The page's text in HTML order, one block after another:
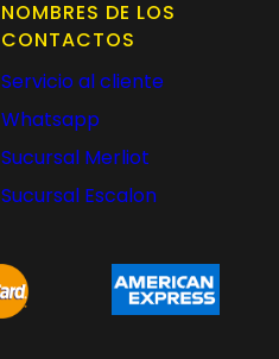
NOMBRES DE LOS
CONTACTOS
Servicio al cliente
Whatsapp
Sucursal Merliot
Sucursal Escalon